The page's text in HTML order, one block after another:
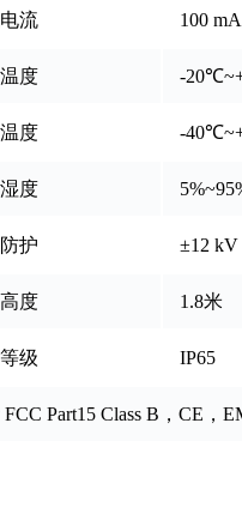
流 100
度 -
度 -
度
护 ±12
度 1.8米
级 IP65
FCC Part15 Class B，CE，